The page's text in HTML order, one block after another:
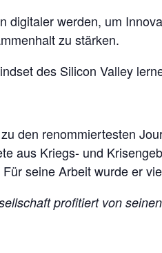
digitaler werden, um
zu stärken.
des Silicon Valley
den renommiertesten
aus Kriegs- und
seine Arbeit wurde er
profitiert von